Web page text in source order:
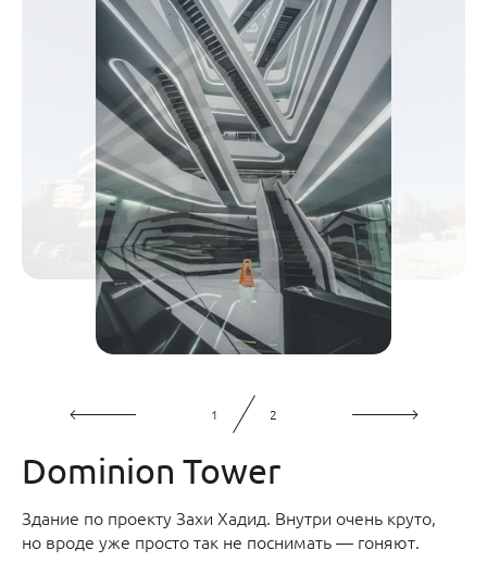
1 2
Dominion Tower
Здание по проекту Захи Хадид. Внутри очень круто,
но вроде уже просто так не поснимать — гоняют.